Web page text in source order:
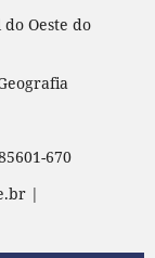
Oeste do
670
|